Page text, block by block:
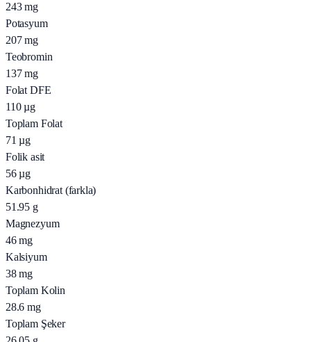
243 mg
Potasyum
207 mg
Teobromin
137 mg
Folat DFE
110 µg
Toplam Folat
71 µg
Folik asit
56 µg
Karbonhidrat (farkla)
51.95 g
Magnezyum
46 mg
Kalsiyum
38 mg
Toplam Kolin
28.6 mg
Toplam Şeker